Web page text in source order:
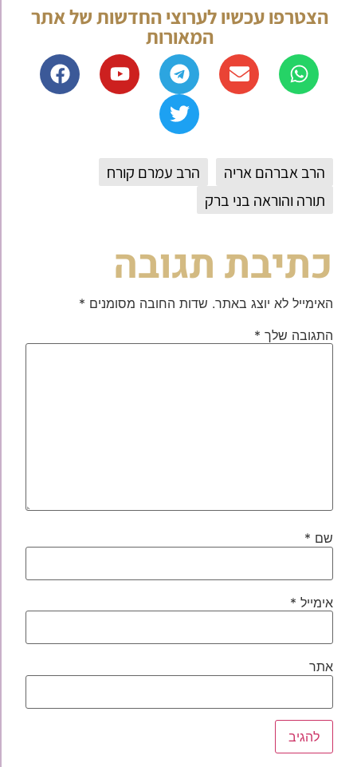
הצטרפו עכשיו לערוצי החדשות של אתר
המאורות
הרב אברהם אריה
הרב עמרם קורח
תורה והוראה בני ברק
כתיבת תגובה
האימייל לא יוצג באתר. שדות החובה מסומנים *
התגובה שלך *
שם *
אימייל *
אתר